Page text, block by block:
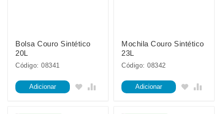
Bolsa Couro Sintético
20L
Código: 08341
Adicionar
Mochila Couro Sintético
23L
Código: 08342
Adicionar